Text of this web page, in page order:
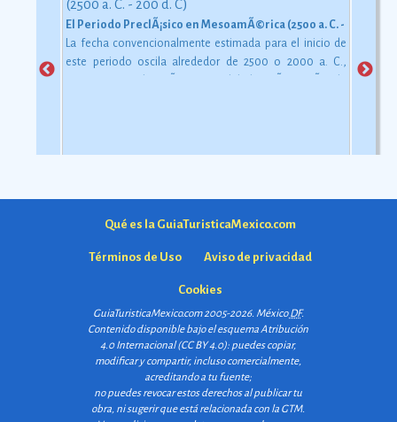
El Periodo PreclÃ¡sico en MesoamÃ©rica (2500 a. C. - 200 d. C)
La fecha convencionalmente estimada para el inicio de
este periodo oscila alrededor de 2500 o 2000 a. C.,
Qué es la GuiaTuristicaMexico.com
Términos de Uso Aviso de privacidad
Cookies
GuiaTuristicaMexico.com 2005-2026. MéxicoDF.
Contenido disponible bajo el esquemaAtribución
4.0 Internacional (CC BY 4.0): puedes copiar,
modificar y compartir, incluso comercialmente,
acreditando a tu fuente;
no puedes revocar estos derechos al publicar tu
obra, ni sugerir que está relacionada con la GTM.